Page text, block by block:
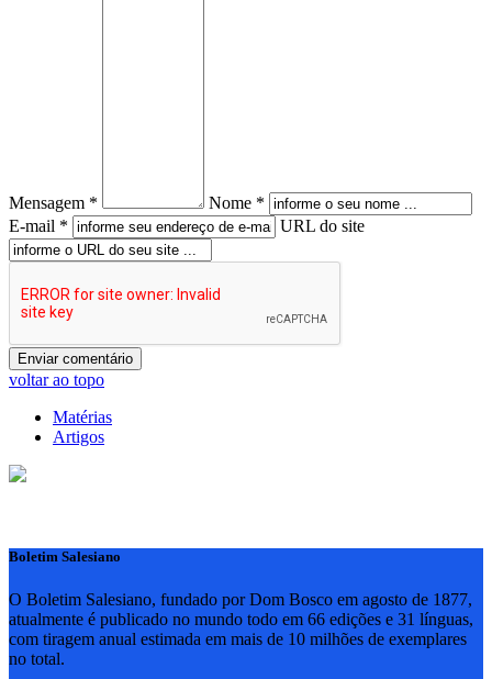
Mensagem *
Nome *
E-mail *
URL do site
voltar ao topo
Matérias
Artigos
Boletim Salesiano
O Boletim Salesiano, fundado por Dom Bosco em agosto de 1877,
atualmente é publicado no mundo todo em 66 edições e 31 línguas,
com tiragem anual estimada em mais de 10 milhões de exemplares
no total.